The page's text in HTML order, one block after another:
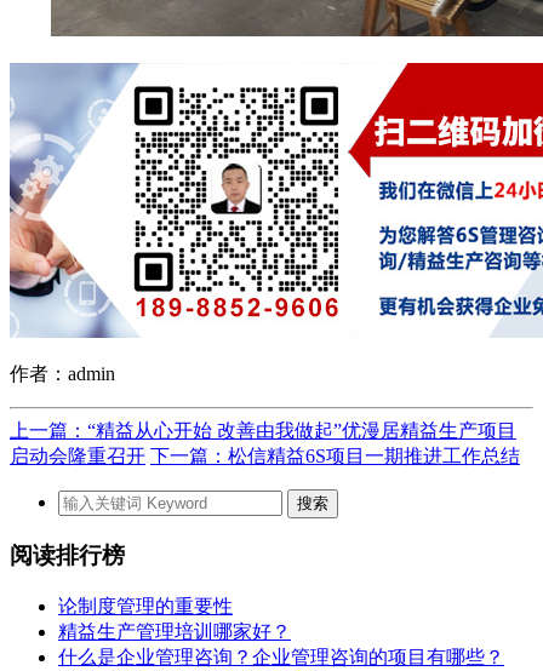
作者：admin
上一篇：“精益从心开始 改善由我做起”优漫居精益生产项目
启动会隆重召开 下一篇：松信精益6S项目一期推进工作总结
阅读排行榜
论制度管理的重要性
精益生产管理培训哪家好？
什么是企业管理咨询？企业管理咨询的项目有哪些？